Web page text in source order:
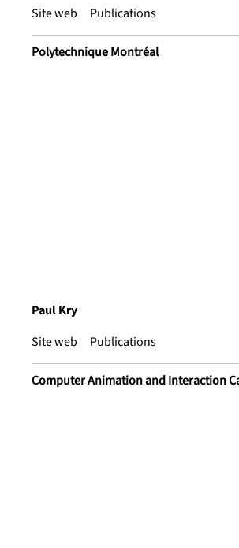
Site web
Publications
Polytechnique Montréal
Paul Kry
Site web
Publications
Computer Animation and Interaction